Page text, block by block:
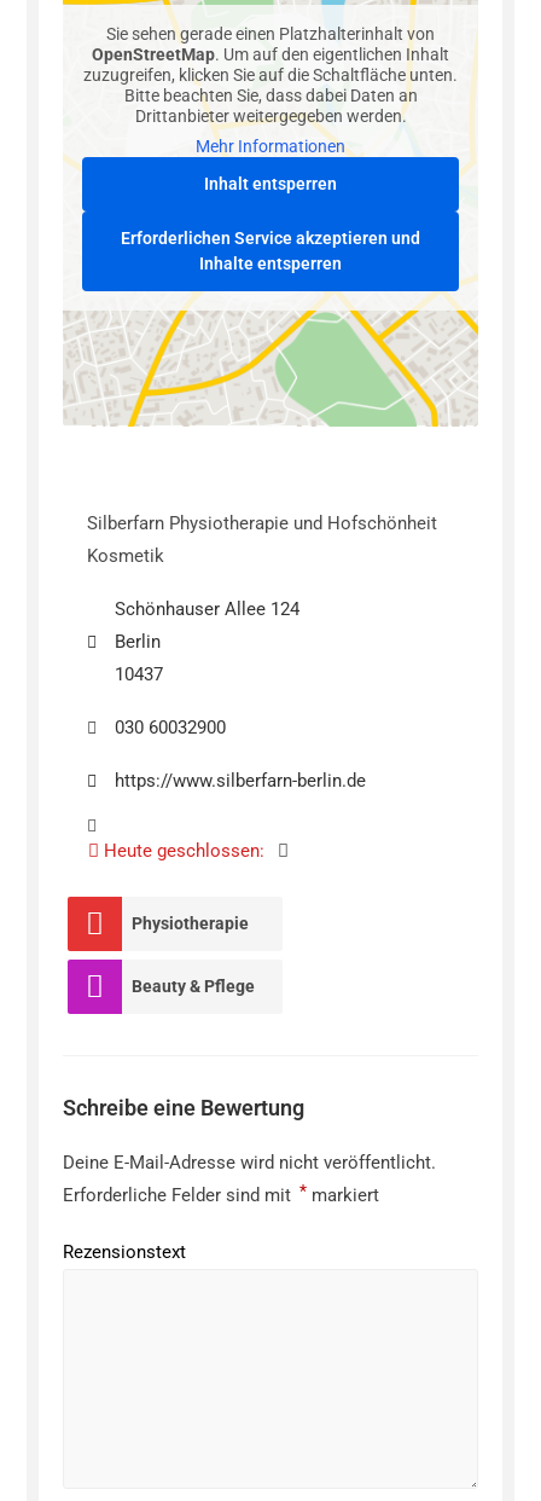
Sie sehen gerade einen Platzhalterinhalt von
OpenStreetMap. Um auf den eigentlichen Inhalt
zuzugreifen, klicken Sie auf die Schaltfläche unten.
Bitte beachten Sie, dass dabei Daten an
Drittanbieter weitergegeben werden.
Mehr Informationen
Inhalt entsperren
Erforderlichen Service akzeptieren und
Inhalte entsperren
Silberfarn Physiotherapie und Hofschönheit
Kosmetik
Schönhauser Allee 124
Berlin
10437
030 60032900
https://www.silberfarn-berlin.de
Heute geschlossen:
Physiotherapie
Beauty & Pflege
Schreibe eine Bewertung
Deine E-Mail-Adresse wird nicht veröffentlicht.
Erforderliche Felder sind mit * markiert
Rezensionstext